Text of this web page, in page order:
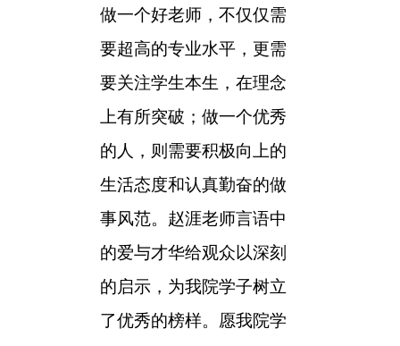
做一个好老师，不仅仅需
要超高的专业水平，更需
要关注学生本生，在理念
上有所突破；做一个优秀
的人，则需要积极向上的
生活态度和认真勤奋的做
事风范。赵涯老师言语中
的爱与才华给观众以深刻
的启示，为我院学子树立
了优秀的榜样。愿我院学